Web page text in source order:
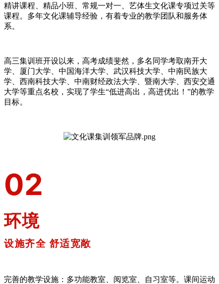
精讲课程、精品小班、常规一对一、艺体生文化课专项过关等
课程。多年文化课辅导经验，有着专业的教学团队和服务体
系。
高三集训班开设以来，高考成绩斐然，多名同学考取南开大
学、厦门大学、中国海洋大学、武汉科技大学、中南民族大
学、西南科技大学、中南财经政法大学、暨南大学、西安交通
大学等重点名校，实现了学生“低进高出，高进优出！”的教学
目标。
02
环境
设施齐全 舒适宽敞
完善的教学设施：多功能教室、阅览室、自习室等。课间运动